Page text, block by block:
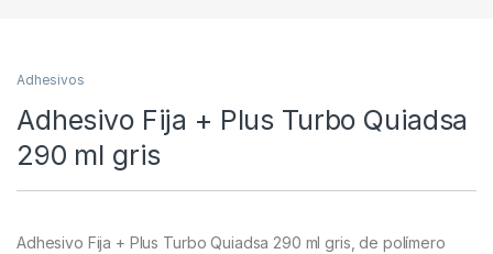
Adhesivos
Adhesivo Fija + Plus Turbo Quiadsa
290 ml gris
Adhesivo Fija + Plus Turbo Quiadsa 290 ml gris, de polímero